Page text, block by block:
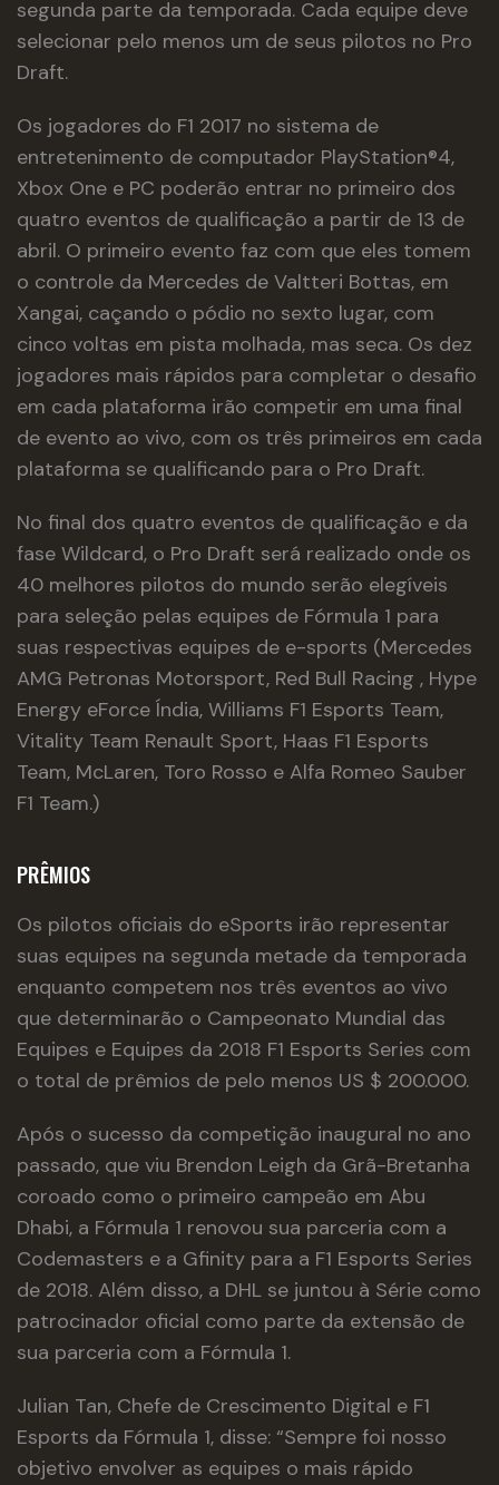
segunda parte da temporada. Cada equipe deve
selecionar pelo menos um de seus pilotos no Pro
Draft.
Os jogadores do F1 2017 no sistema de
entretenimento de computador PlayStation®4,
Xbox One e PC poderão entrar no primeiro dos
quatro eventos de qualificação a partir de 13 de
abril. O primeiro evento faz com que eles tomem
o controle da Mercedes de Valtteri Bottas, em
Xangai, caçando o pódio no sexto lugar, com
cinco voltas em pista molhada, mas seca. Os dez
jogadores mais rápidos para completar o desafio
em cada plataforma irão competir em uma final
de evento ao vivo, com os três primeiros em cada
plataforma se qualificando para o Pro Draft.
No final dos quatro eventos de qualificação e da
fase Wildcard, o Pro Draft será realizado onde os
40 melhores pilotos do mundo serão elegíveis
para seleção pelas equipes de Fórmula 1 para
suas respectivas equipes de e-sports (Mercedes
AMG Petronas Motorsport, Red Bull Racing , Hype
Energy eForce Índia, Williams F1 Esports Team,
Vitality Team Renault Sport, Haas F1 Esports
Team, McLaren, Toro Rosso e Alfa Romeo Sauber
F1 Team.)
PRÊMIOS
Os pilotos oficiais do eSports irão representar
suas equipes na segunda metade da temporada
enquanto competem nos três eventos ao vivo
que determinarão o Campeonato Mundial das
Equipes e Equipes da 2018 F1 Esports Series com
o total de prêmios de pelo menos US $ 200.000.
Após o sucesso da competição inaugural no ano
passado, que viu Brendon Leigh da Grã-Bretanha
coroado como o primeiro campeão em Abu
Dhabi, a Fórmula 1 renovou sua parceria com a
Codemasters e a Gfinity para a F1 Esports Series
de 2018. Além disso, a DHL se juntou à Série como
patrocinador oficial como parte da extensão de
sua parceria com a Fórmula 1.
Julian Tan, Chefe de Crescimento Digital e F1
Esports da Fórmula 1, disse: “Sempre foi nosso
objetivo envolver as equipes o mais rápido